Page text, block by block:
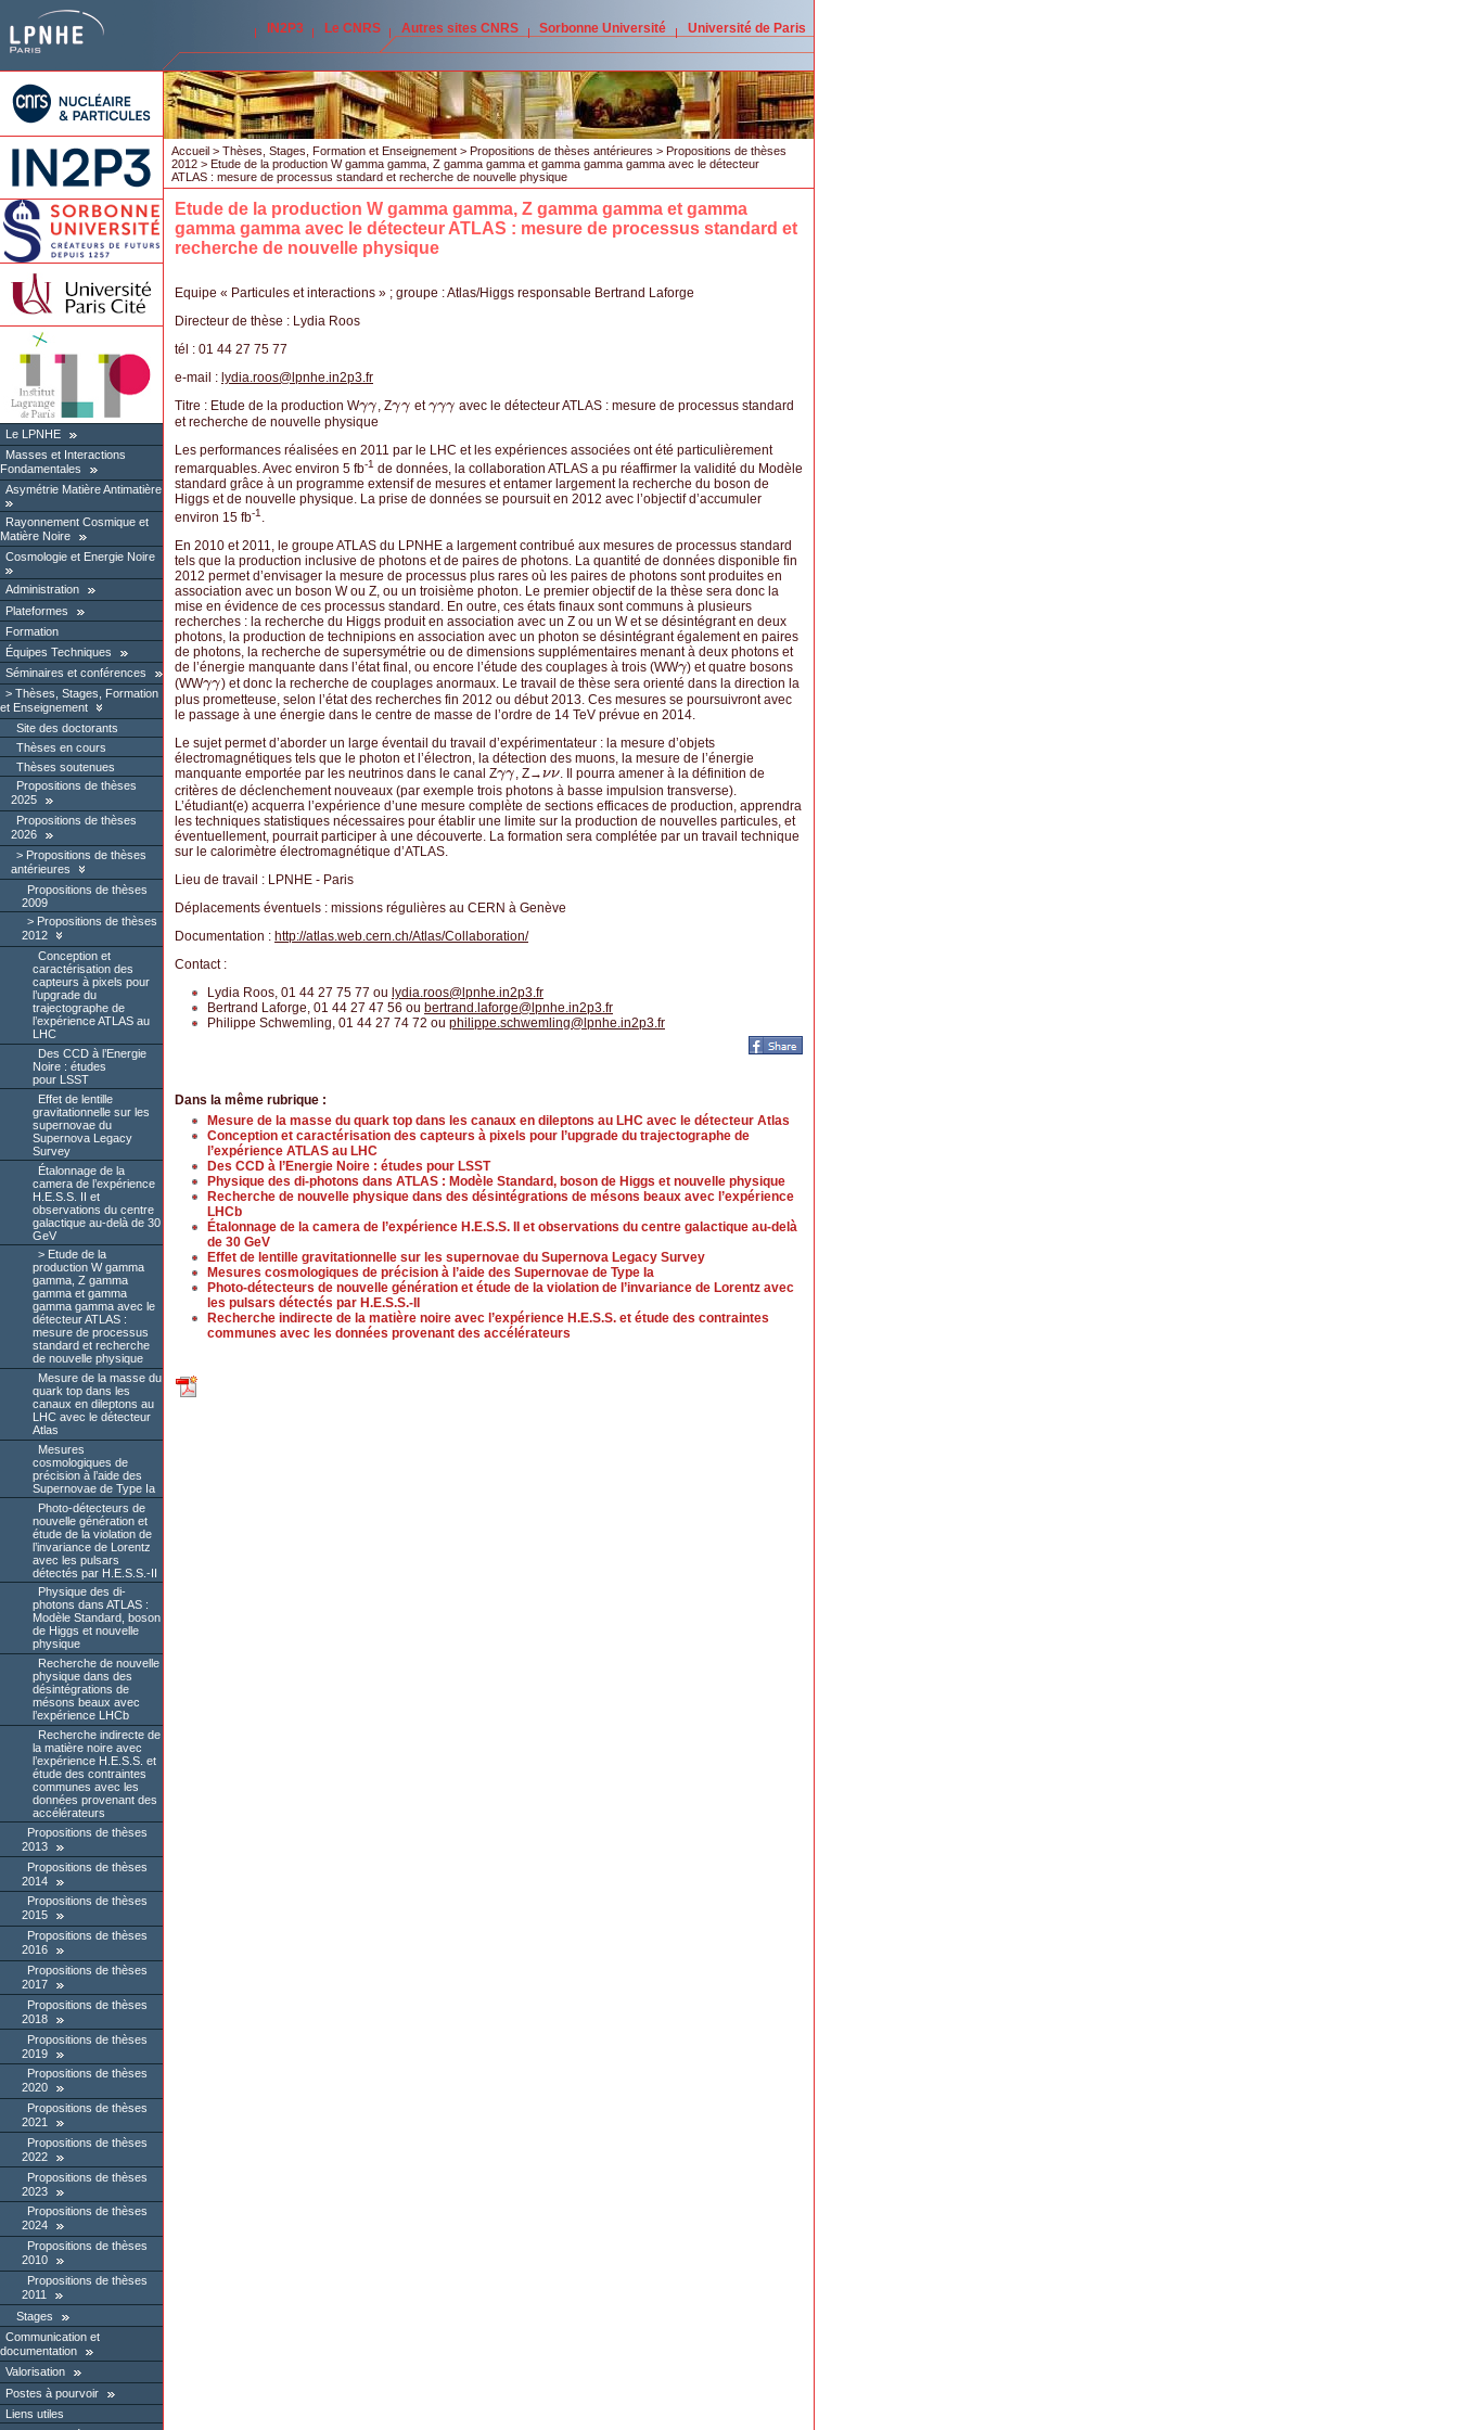
IN2P3 Le CNRS Autres sites CNRS Sorbonne Université Université de Paris
Le LPNHE
Masses et Interactions
Fondamentales
Asymétrie Matière Antimatière
Rayonnement Cosmique et
Matière Noire
Cosmologie et Energie Noire
Administration
Plateformes
Formation
Équipes Techniques
Séminaires et conférences
Thèses, Stages, Formation
et Enseignement
Site des doctorants
Thèses en cours
Thèses soutenues
Propositions de thèses
2025
Propositions de thèses
2026
Propositions de thèses
antérieures
Propositions de thèses
2009
Propositions de thèses
2012
Conception et
caractérisation des
capteurs à pixels pour
l’upgrade du
trajectographe de
l’expérience ATLAS au
LHC
Des CCD à l’Energie
Noire : études
pour LSST
Effet de lentille
gravitationnelle sur les
supernovae du
Supernova Legacy
Survey
Étalonnage de la
camera de l’expérience
H.E.S.S. II et
observations du centre
galactique au-delà de 30
GeV
Etude de la
production W gamma
gamma, Z gamma
gamma et gamma
gamma gamma avec le
détecteur ATLAS :
mesure de processus
standard et recherche
de nouvelle physique
Mesure de la masse du
quark top dans les
canaux en dileptons au
LHC avec le détecteur
Atlas
Mesures
cosmologiques de
précision à l’aide des
Supernovae de Type Ia
Photo-détecteurs de
nouvelle génération et
étude de la violation de
l’invariance de Lorentz
avec les pulsars
détectés par H.E.S.S.-II
Physique des di-
photons dans ATLAS :
Modèle Standard, boson
de Higgs et nouvelle
physique
Recherche de nouvelle
physique dans des
désintégrations de
mésons beaux avec
l’expérience LHCb
Recherche indirecte de
la matière noire avec
l’expérience H.E.S.S. et
étude des contraintes
communes avec les
données provenant des
accélérateurs
Propositions de thèses
2013
Propositions de thèses
2014
Propositions de thèses
2015
Propositions de thèses
2016
Propositions de thèses
2017
Propositions de thèses
2018
Propositions de thèses
2019
Propositions de thèses
2020
Propositions de thèses
2021
Propositions de thèses
2022
Propositions de thèses
2023
Propositions de thèses
2024
Propositions de thèses
2010
Propositions de thèses
2011
Stages
Communication et
documentation
Valorisation
Postes à pourvoir
Liens utiles
Accueil > Thèses, Stages, Formation et Enseignement > Propositions de thèses antérieures > Propositions de thèses
2012 > Etude de la production W gamma gamma, Z gamma gamma et gamma gamma gamma avec le détecteur
ATLAS : mesure de processus standard et recherche de nouvelle physique
Etude de la production W gamma gamma, Z gamma gamma et gamma
gamma gamma avec le détecteur ATLAS : mesure de processus standard et
recherche de nouvelle physique
Equipe « Particules et interactions » ; groupe : Atlas/Higgs responsable Bertrand Laforge
Directeur de thèse : Lydia Roos
tél : 01 44 27 75 77
e-mail : lydia.roos@ lpnhe.in2p3.fr
Titre : Etude de la production Wγγ
γγ , Zγγ
γγ etγγγ
γγγ
avec le détecteur ATLAS : mesure de processus standard
et recherche de nouvelle physique
Les performances réalisées en 2011 par le LHC et les expériences associées ont été particulièrement
remarquables. Avec environ 5 fb-1 de données, la collaboration ATLAS a pu réaffirmer la validité du Modèle
standard grâce à un programme extensif de mesures et entamer largement la recherche du boson de
Higgs et de nouvelle physique. La prise de données se poursuit en 2012 avec l’objectif d’accumuler
environ 15 fb-1 .
En 2010 et 2011, le groupe ATLAS du LPNHE a largement contribué aux mesures de processus standard
tels que la production inclusive de photons et de paires de photons. La quantité de données disponible fin
2012 permet d’envisager la mesure de processus plus rares où les paires de photons sont produites en
association avec un boson W ou Z, ou un troisième photon. Le premier objectif de la thèse sera donc la
mise en évidence de ces processus standard. En outre, ces états finaux sont communs à plusieurs
recherches : la recherche du Higgs produit en association avec un Z ou un W et se désintégrant en deux
photons, la production de technipions en association avec un photon se désintégrant également en paires
de photons, la recherche de supersymétrie ou de dimensions supplémentaires menant à deux photons et
de l’énergie manquante dans l’état final, ou encore l’étude des couplages à trois (WWγ
γ) et quatre bosons
(WWγγ
γγ ) et donc la recherche de couplages anormaux. Le travail de thèse sera orienté dans la direction la
plus prometteuse, selon l’état des recherches fin 2012 ou début 2013. Ces mesures se poursuivront avec
le passage à une énergie dans le centre de masse de l’ordre de 14 TeV prévue en 2014.
Le sujet permet d’aborder un large éventail du travail d’expérimentateur : la mesure d’objets
électromagnétiques tels que le photon et l’électron, la détection des muons, la mesure de l’énergie
manquante emportée par les neutrinos dans le canal Zγγ
γγ , Z→νν
νν . Il pourra amener à la définition de
critères de déclenchement nouveaux (par exemple trois photons à basse impulsion transverse).
L’étudiant(e) acquerra l’expérience d’une mesure complète de sections efficaces de production, apprendra
les techniques statistiques nécessaires pour établir une limite sur la production de nouvelles particules, et
éventuellement, pourrait participer à une découverte. La formation sera complétée par un travail technique
sur le calorimètre électromagnétique d’ATLAS.
Lieu de travail : LPNHE - Paris
Déplacements éventuels : missions régulières au CERN à Genève
Documentation : http://atlas.web.cern.ch/Atlas/Collaboration/
Contact :
Lydia Roos, 01 44 27 75 77 ou lydia.roos@lpnhe.in2p3.fr
Bertrand Laforge, 01 44 27 47 56 ou bertrand.laforge@lpnhe.in2p3.fr
Philippe Schwemling, 01 44 27 74 72 ou philippe.schwemling@lpnhe.in2p3.fr
Dans la même rubrique :
Mesure de la masse du quark top dans les canaux en dileptons au LHC avec le détecteur Atlas
Conception et caractérisation des capteurs à pixels pour l’upgrade du trajectographe de
l’expérience ATLAS au LHC
Des CCD à l’Energie Noire : études pour LSST
Physique des di-photons dans ATLAS : Modèle Standard, boson de Higgs et nouvelle physique
Recherche de nouvelle physique dans des désintégrations de mésons beaux avec l’expérience
LHCb
Étalonnage de la camera de l’expérience H.E.S.S. II et observations du centre galactique au-delà
de 30 GeV
Effet de lentille gravitationnelle sur les supernovae du Supernova Legacy Survey
Mesures cosmologiques de précision à l’aide des Supernovae de Type Ia
Photo-détecteurs de nouvelle génération et étude de la violation de l’invariance de Lorentz avec
les pulsars détectés par H.E.S.S.-II
Recherche indirecte de la matière noire avec l’expérience H.E.S.S. et étude des contraintes
communes avec les données provenant des accélérateurs